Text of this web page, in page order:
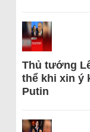
Thủ tướng
thể khi xin ý
Putin